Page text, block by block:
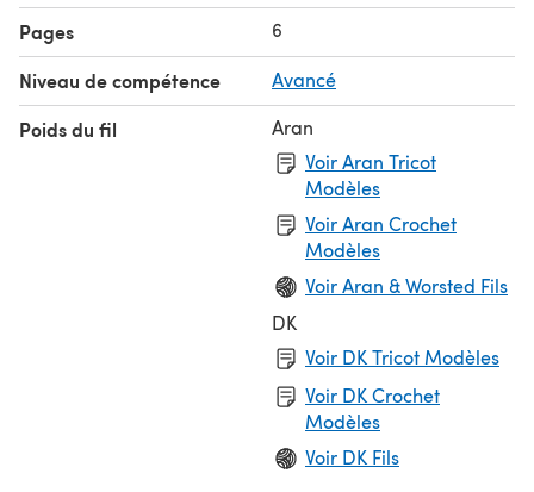
Pages 6
Niveau de compétence Avancé
Poids du fil
Aran
Voir Aran Tricot
Modèles
Voir Aran Crochet
Modèles
Voir Aran & Worsted Fils
DK
Voir DK Tricot Modèles
Voir DK Crochet
Modèles
Voir DK Fils